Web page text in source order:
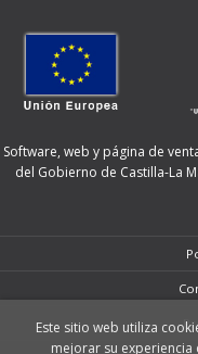
Software, web y página de
del Gobierno de Castilla-La
Este sitio web utiliza
mejorar su experiencia